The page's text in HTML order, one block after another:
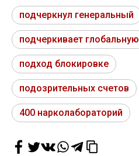
подчеркнул генеральный
подчеркивает глобальную
подход блокировке
подозрительных счетов
400 нарколабораторий